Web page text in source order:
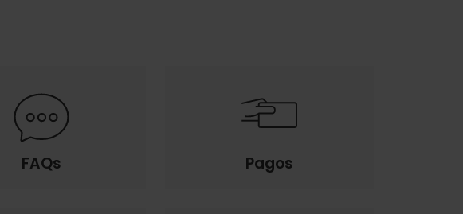
FAQs Pagos